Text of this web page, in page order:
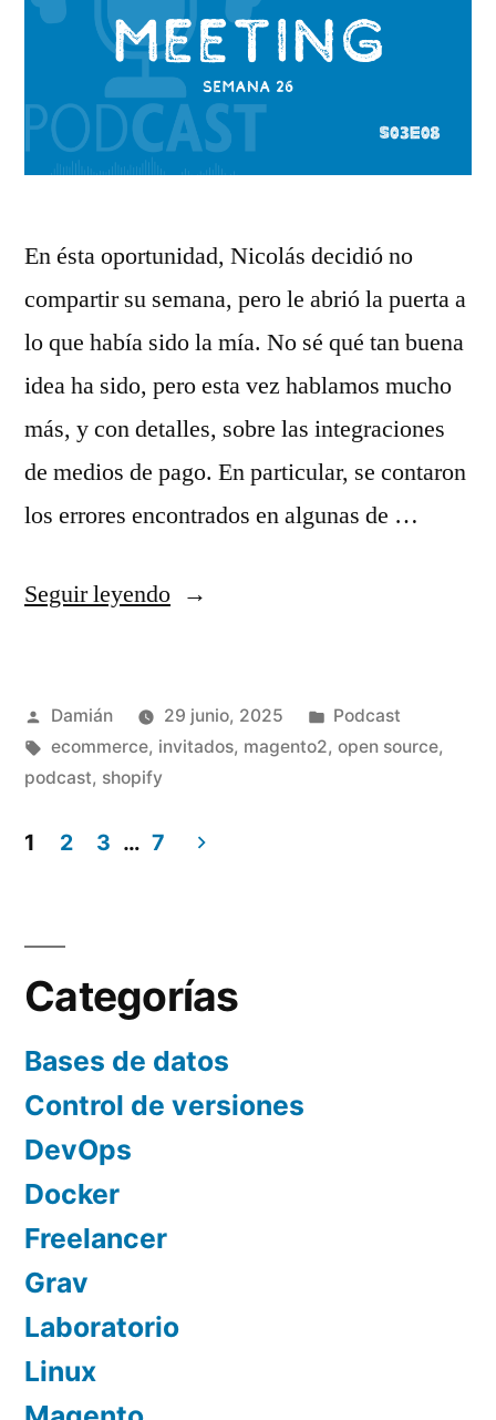
En ésta oportunidad, Nicolás decidió no
compartir su semana, pero le abrió la puerta a
lo que había sido la mía. No sé qué tan buena
idea ha sido, pero esta vez hablamos mucho
más, y con detalles, sobre las integraciones
de medios de pago. En particular, se contaron
los errores encontrados en algunas de …
Seguir leyendo«S03E08
meeting
26»
Publicado
por
Damián 29 junio, 2025
Publicado
en
Podcast
Etiquetas:
ecommerce, invitados, magento2, open source,
podcast, shopify
de
entradas
1 2 3 … 7
Categorías
Bases de datos
Control de versiones
DevOps
Docker
Freelancer
Grav
Laboratorio
Linux